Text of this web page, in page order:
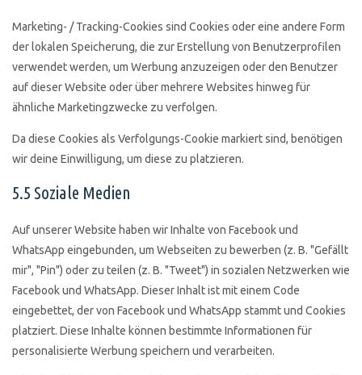
Marketing- / Tracking-Cookies sind Cookies oder eine andere Form
der lokalen Speicherung, die zur Erstellung von Benutzerprofilen
verwendet werden, um Werbung anzuzeigen oder den Benutzer
auf dieser Website oder über mehrere Websites hinweg für
ähnliche Marketingzwecke zu verfolgen.
Da diese Cookies als Verfolgungs-Cookie markiert sind, benötigen
wir deine Einwilligung, um diese zu platzieren.
5.5 Soziale Medien
Auf unserer Website haben wir Inhalte von Facebook und
WhatsApp eingebunden, um Webseiten zu bewerben (z. B. "Gefällt
mir", "Pin") oder zu teilen (z. B. "Tweet") in sozialen Netzwerken wie
Facebook und WhatsApp. Dieser Inhalt ist mit einem Code
eingebettet, der von Facebook und WhatsApp stammt und Cookies
platziert. Diese Inhalte können bestimmte Informationen für
personalisierte Werbung speichern und verarbeiten.